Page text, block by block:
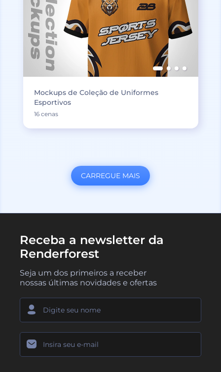
Mockups de Coleção de Uniformes
Esportivos
16 cenas
CARREGUE MAIS
Receba a newsletter da
Renderforest
Seja um dos primeiros a receber
nossas últimas novidades e ofertas